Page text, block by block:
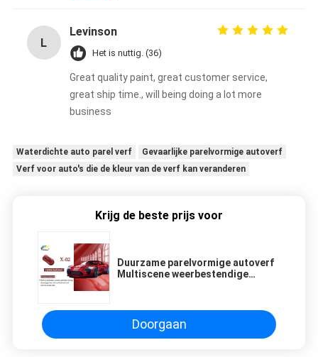
L
Levinson
Het is nuttig. (36)
Great quality paint, great customer service,
great ship time., will being doing a lot more
business
Waterdichte auto parel verf
Gevaarlijke parelvormige autoverf
Verf voor auto's die de kleur van de verf kan veranderen
Krijg de beste prijs voor
Duurzame parelvormige autoverf
Multiscene weerbestendige
Doorgaan